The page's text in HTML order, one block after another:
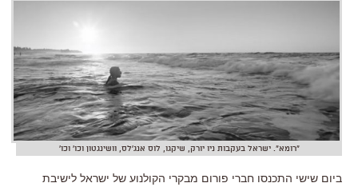
"רומא". ישראל בעקבות ניו יורק, שיקגו, לוס אנג'לס, וושינגטון וכו' וכו'
ביום שישי התכנסו חברי פורום מבקרי הקולנוע של ישראל לישיבת